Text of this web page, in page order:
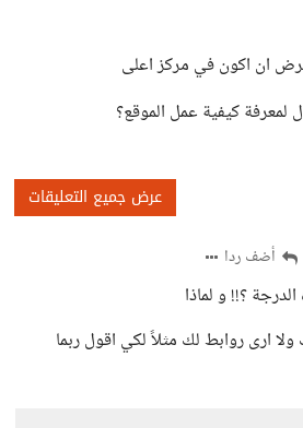
ان اكون في مركز اعلى
كيفية عمل الموقع؟
عرض جميع التعليقات
أضف ردا
؟!! و لماذا
ارى روابط لك مثلاً لكي اقول ربما